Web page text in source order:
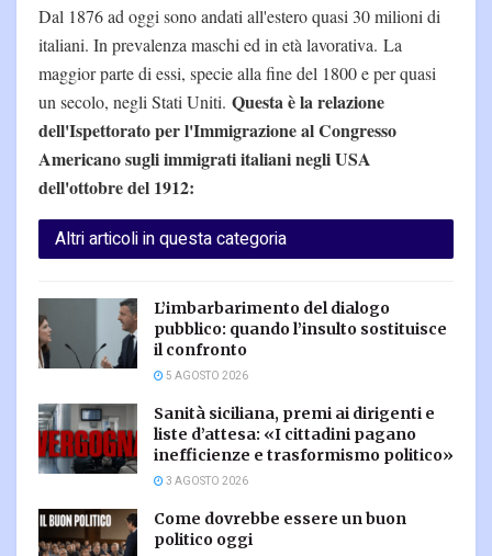
Dal 1876 ad oggi sono andati all'estero quasi 30 milioni di
italiani. In prevalenza maschi ed in età lavorativa. La
maggior parte di essi, specie alla fine del 1800 e per quasi
un secolo, negli Stati Uniti. Questa è la relazione
dell'Ispettorato per l'Immigrazione al Congresso
Americano sugli immigrati italiani negli USA
dell'ottobre del 1912:
Altri articoli in questa categoria
L’imbarbarimento del dialogo
pubblico: quando l’insulto sostituisce
il confronto
5 AGOSTO 2026
Sanità siciliana, premi ai dirigenti e
liste d’attesa: «I cittadini pagano
inefficienze e trasformismo politico»
3 AGOSTO 2026
Come dovrebbe essere un buon
politico oggi